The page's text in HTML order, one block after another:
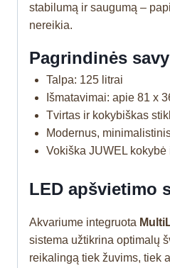
stabilumą ir saugumą –
nereikia.
Pagrindinės
Talpa: 125 litrai
Išmatavimai: apie 81 x
Tvirtas ir kokybiškas
Modernus,
Vokiška JUWEL
LED apšvietimo
Akvariume integruota
sistema užtikrina optimalų
reikalingą tiek žuvims, tiek